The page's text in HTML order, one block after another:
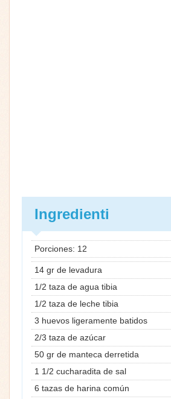
Ingredienti
Porciones: 12
14 gr de levadura
1/2 taza de agua tibia
1/2 taza de leche tibia
3 huevos ligeramente batidos
2/3 taza de azúcar
50 gr de manteca derretida
1 1/2 cucharadita de sal
6 tazas de harina común